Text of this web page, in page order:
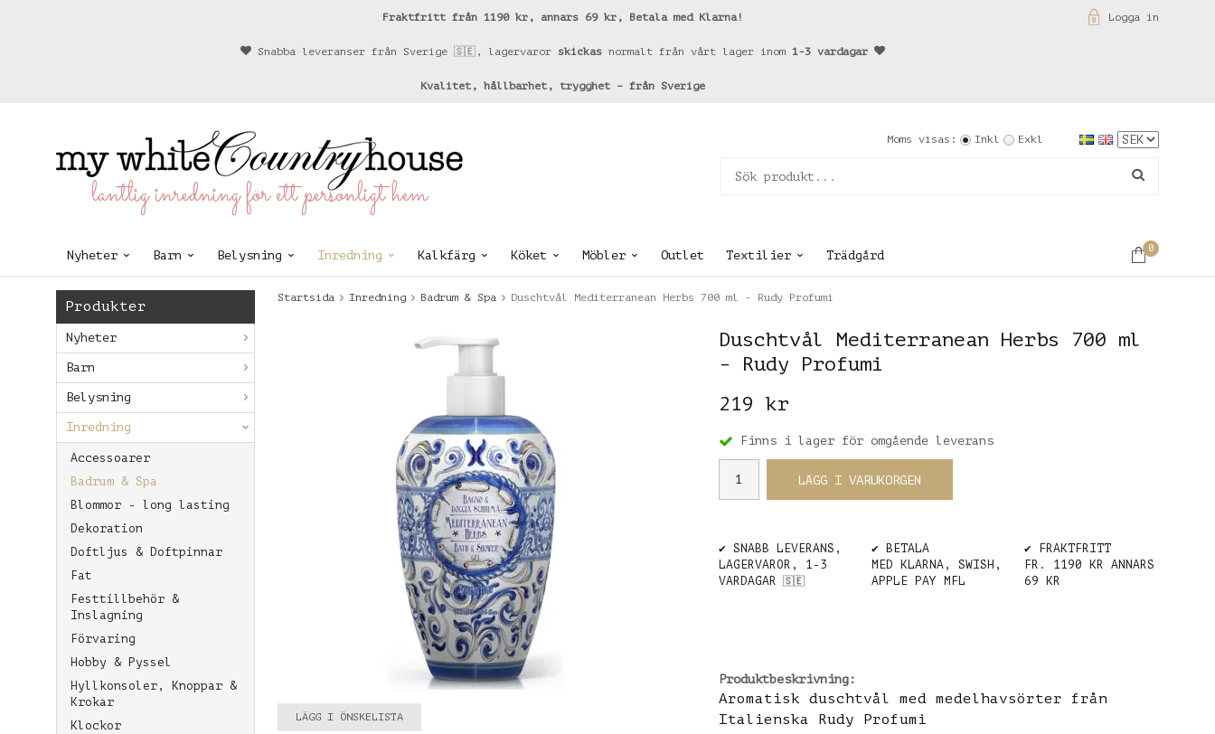
Logga in
Fraktfritt från 1190 kr, annars 69 kr, Betala med Klarna!
Snabba leveranser från Sverige 🇸🇪, lagervaror skickas normalt från vårt lager inom 1-3 vardagar
Kvalitet, hållbarhet, trygghet – från Sverige
lantlig inredning för ett personligt hem
Moms visas: Inkl Exkl
Nyheter Barn Belysning Inredning Kalkfärg Köket Möbler Outlet Textilier Trädgård
0
Produkter
Nyheter
Barn
Belysning
Inredning
Accessoarer
Badrum & Spa
Blommor - long lasting
Dekoration
Doftljus & Doftpinnar
Fat
Festtillbehör &
Inslagning
Förvaring
Hobby & Pyssel
Hyllkonsoler, Knoppar &
Krokar
Klockor
Startsida Inredning Badrum & Spa Duschtvål Mediterranean Herbs 700 ml - Rudy Profumi
Duschtvål Mediterranean Herbs 700 ml
- Rudy Profumi
219 kr
Finns i lager för omgående leverans
LÄGG I VARUKORGEN
✔️ SNABB LEVERANS,
LAGERVAROR, 1-3
VARDAGAR
🇸🇪
✔️ BETALA
MED KLARNA, SWISH,
APPLE PAY MFL
✔️ FRAKTFRITT
FR. 1190 KR ANNARS
69 KR
Produktbeskrivning:
Aromatisk duschtvål med medelhavsörter från
Italienska Rudy Profumi
LÄGG I ÖNSKELISTA